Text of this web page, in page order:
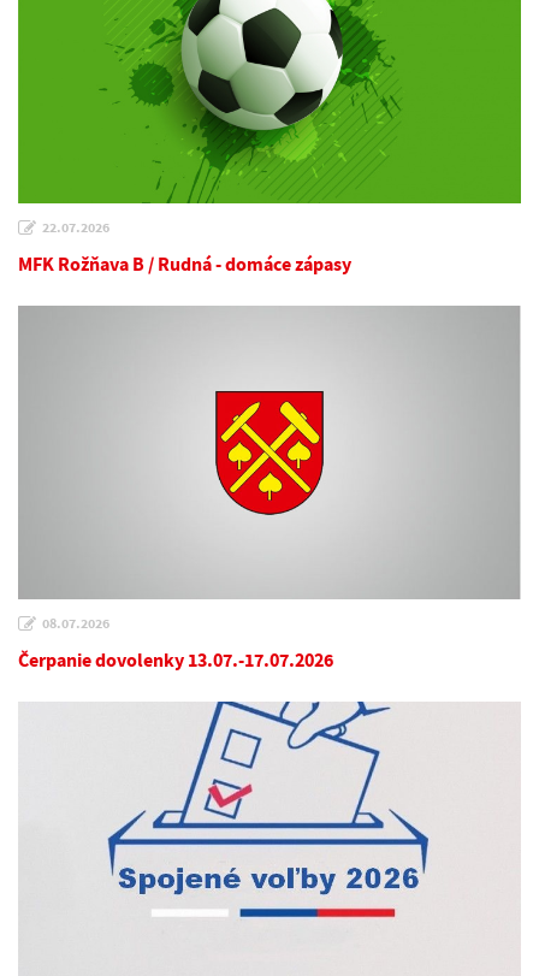
22.07.2026
MFK Rožňava B / Rudná - domáce zápasy
08.07.2026
Čerpanie dovolenky 13.07.-17.07.2026